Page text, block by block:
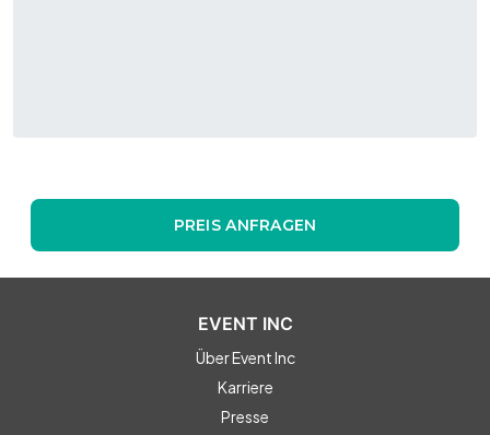
PREIS ANFRAGEN
EVENT INC
Über Event Inc
Karriere
Presse